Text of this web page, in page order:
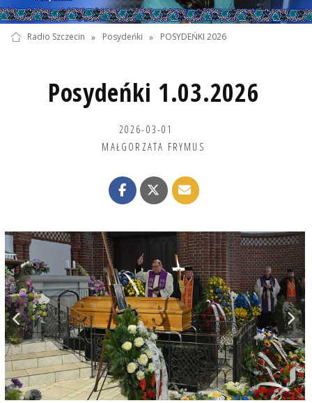
Radio Szczecin » Posydeńki » POSYDEŃKI 2026
Posydeńki 1.03.2026
2026-03-01
MAŁGORZATA FRYMUS